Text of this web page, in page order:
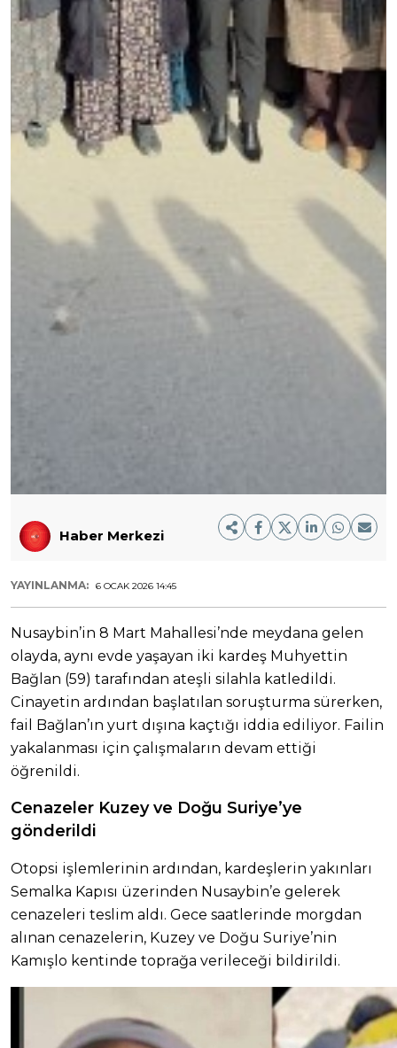
Haber Merkezi
YAYINLANMA: 6 OCAK 2026 14:45
Nusaybin’in 8 Mart Mahallesi’nde meydana gelen
olayda, aynı evde yaşayan iki kardeş Muhyettin
Bağlan (59) tarafından ateşli silahla katledildi.
Cinayetin ardından başlatılan soruşturma sürerken,
fail Bağlan’ın yurt dışına kaçtığı iddia ediliyor. Failin
yakalanması için çalışmaların devam ettiği
öğrenildi.
Cenazeler Kuzey ve Doğu Suriye’ye
gönderildi
Otopsi işlemlerinin ardından, kardeşlerin yakınları
Semalka Kapısı üzerinden Nusaybin’e gelerek
cenazeleri teslim aldı. Gece saatlerinde morgdan
alınan cenazelerin, Kuzey ve Doğu Suriye’nin
Kamışlo kentinde toprağa verileceği bildirildi.